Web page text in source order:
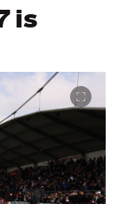
is